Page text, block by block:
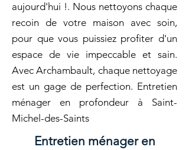
aujourd'hui !. Nous nettoyons chaque
recoin de votre maison avec soin,
pour que vous puissiez profiter d'un
espace de vie impeccable et sain.
Avec Archambault, chaque nettoyage
est un gage de perfection. Entretien
ménager en profondeur à Saint-
Michel-des-Saints
Entretien ménager en